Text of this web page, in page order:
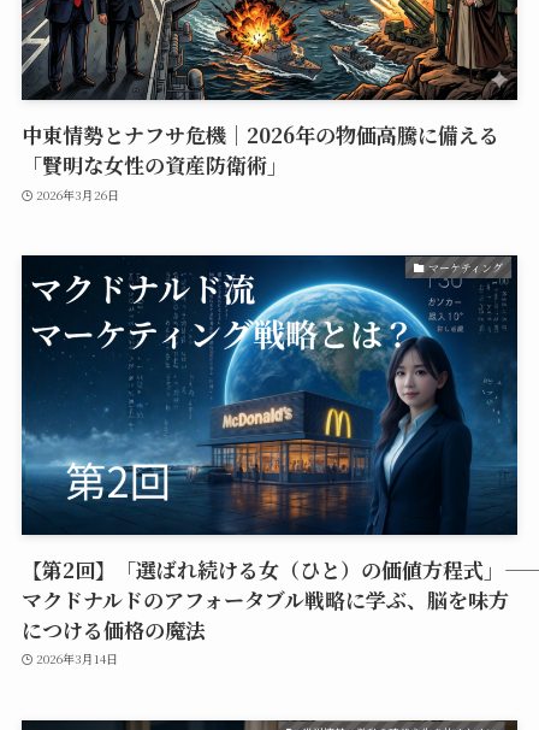
中東情勢とナフサ危機｜2026年の物価高騰に備える
「賢明な女性の資産防衛術」
2026年3月26日
マーケティング
【第2回】「選ばれ続ける女（ひと）の価値方程式」――
マクドナルドのアフォータブル戦略に学ぶ、脳を味方
につける価格の魔法
2026年3月14日